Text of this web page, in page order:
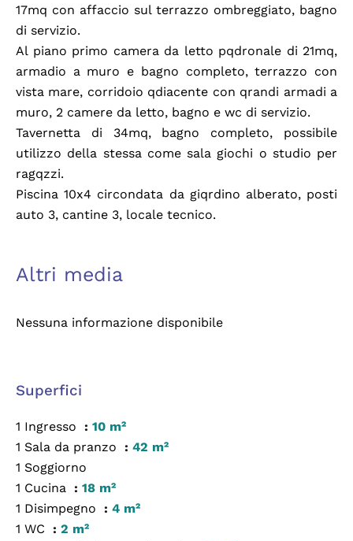
17mq con affaccio sul terrazzo ombreggiato, bagno
di servizio.
Al piano primo camera da letto pqdronale di 21mq,
armadio a muro e bagno completo, terrazzo con
vista mare, corridoio qdiacente con qrandi armadi a
muro, 2 camere da letto, bagno e wc di servizio.
Tavernetta di 34mq, bagno completo, possibile
utilizzo della stessa come sala giochi o studio per
ragqzzi.
Piscina 10x4 circondata da giqrdino alberato, posti
auto 3, cantine 3, locale tecnico.
Altri media
Nessuna informazione disponibile
Superfici
1 Ingresso
10 m²
1 Sala da pranzo
42 m²
1 Soggiorno
1 Cucina
18 m²
1 Disimpegno
4 m²
1 WC
2 m²